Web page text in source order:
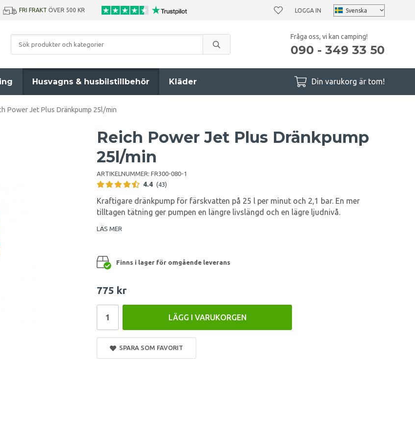
FRI FRAKT ÖVER 500 KR LOGGA IN
Fråga oss, vi kan camping!
090 - 349 33 50
Husvagns & husbilstillbehör Kläder Din varukorg är tom!
Power Jet Plus Dränkpump 25l/min
Reich Power Jet Plus Dränkpump
25l/min
ARTIKELNUMMER: FR300-080-1
4.4 (43)
Kraftigare dränkpump för färskvatten på 25 l per minut och 2,1 bar. En mer
tilltagen tätning ger pumpen en längre livslängd och en lägre ljudnivå.
LÄS MER
Finns i lager för omgående leverans
775 kr
LÄGG I VARUKORGEN
SPARA SOM FAVORIT